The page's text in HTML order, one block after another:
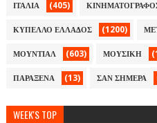
ΙΤΑΛΙΑ (405)
ΚΥΠΕΛΛΟ ΕΛΛΑΔΟΣ (1200)
ΜΟΥΝΤΙΑΛ (603) ΜΟΥΣΙΚΗ
ΠΑΡΑΞΕΝΑ (13) ΣΑΝ ΣΗΜΕΡΑ
WEEK'S TOP